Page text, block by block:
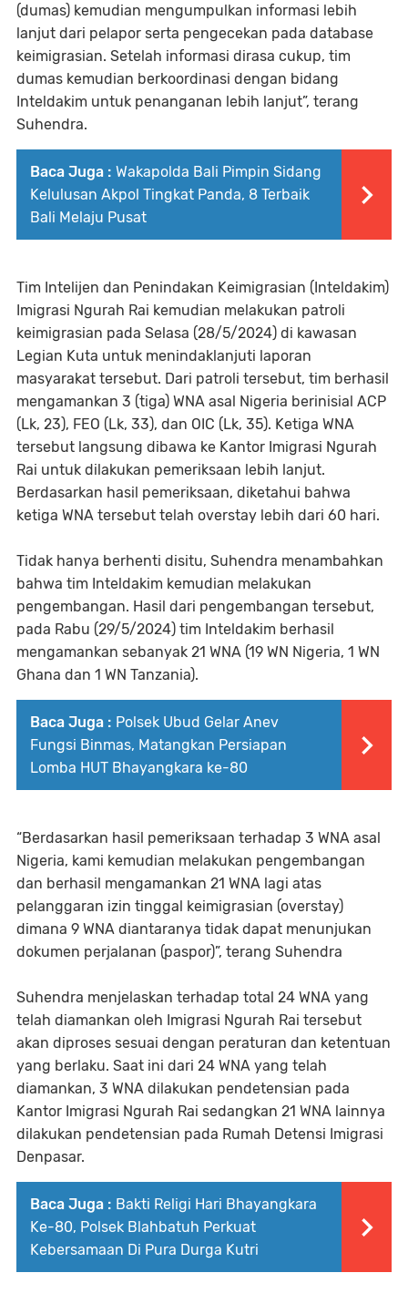
(dumas) kemudian mengumpulkan informasi lebih
lanjut dari pelapor serta pengecekan pada database
keimigrasian. Setelah informasi dirasa cukup, tim
dumas kemudian berkoordinasi dengan bidang
Inteldakim untuk penanganan lebih lanjut”, terang
Suhendra.
Baca Juga : Wakapolda Bali Pimpin Sidang
Kelulusan Akpol Tingkat Panda, 8 Terbaik
Bali Melaju Pusat
Tim Intelijen dan Penindakan Keimigrasian (Inteldakim)
Imigrasi Ngurah Rai kemudian melakukan patroli
keimigrasian pada Selasa (28/5/2024) di kawasan
Legian Kuta untuk menindaklanjuti laporan
masyarakat tersebut. Dari patroli tersebut, tim berhasil
mengamankan 3 (tiga) WNA asal Nigeria berinisial ACP
(Lk, 23), FEO (Lk, 33), dan OIC (Lk, 35). Ketiga WNA
tersebut langsung dibawa ke Kantor Imigrasi Ngurah
Rai untuk dilakukan pemeriksaan lebih lanjut.
Berdasarkan hasil pemeriksaan, diketahui bahwa
ketiga WNA tersebut telah overstay lebih dari 60 hari.
Tidak hanya berhenti disitu, Suhendra menambahkan
bahwa tim Inteldakim kemudian melakukan
pengembangan. Hasil dari pengembangan tersebut,
pada Rabu (29/5/2024) tim Inteldakim berhasil
mengamankan sebanyak 21 WNA (19 WN Nigeria, 1 WN
Ghana dan 1 WN Tanzania).
Baca Juga : Polsek Ubud Gelar Anev
Fungsi Binmas, Matangkan Persiapan
Lomba HUT Bhayangkara ke-80
“Berdasarkan hasil pemeriksaan terhadap 3 WNA asal
Nigeria, kami kemudian melakukan pengembangan
dan berhasil mengamankan 21 WNA lagi atas
pelanggaran izin tinggal keimigrasian (overstay)
dimana 9 WNA diantaranya tidak dapat menunjukan
dokumen perjalanan (paspor)”, terang Suhendra
Suhendra menjelaskan terhadap total 24 WNA yang
telah diamankan oleh Imigrasi Ngurah Rai tersebut
akan diproses sesuai dengan peraturan dan ketentuan
yang berlaku. Saat ini dari 24 WNA yang telah
diamankan, 3 WNA dilakukan pendetensian pada
Kantor Imigrasi Ngurah Rai sedangkan 21 WNA lainnya
dilakukan pendetensian pada Rumah Detensi Imigrasi
Denpasar.
Baca Juga : Bakti Religi Hari Bhayangkara
Ke-80, Polsek Blahbatuh Perkuat
Kebersamaan Di Pura Durga Kutri